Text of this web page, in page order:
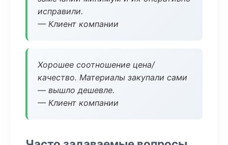
исправили.
— Клиент компании
Хорошее соотношение цена/
качество. Материалы закупали сами
— вышло дешевле.
— Клиент компании